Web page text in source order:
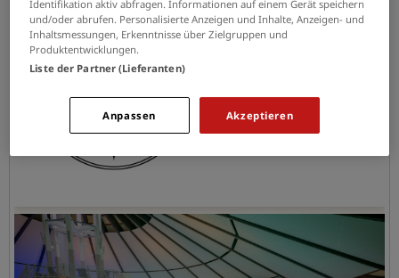
Identifikation aktiv abfragen. Informationen auf einem Gerät speichern
und/oder abrufen. Personalisierte Anzeigen und Inhalte, Anzeigen- und
Inhaltsmessungen, Erkenntnisse über Zielgruppen und
Produktentwicklungen.
Liste der Partner (Lieferanten)
Akzeptieren
Anpassen